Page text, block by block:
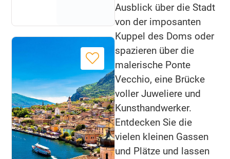
Ausblick über die Stadt
von der imposanten
Kuppel des Doms oder
spazieren über die
malerische Ponte
Vecchio, eine Brücke
voller Juweliere und
Kunsthandwerker.
Entdecken Sie die
vielen kleinen Gassen
und Plätze und lassen